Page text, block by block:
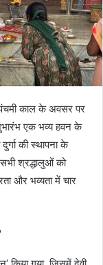
काल के अवसर पर
शुभारंभ एक भव्य हवन के
की स्थापना के
श्रद्धालुओं को
और भव्यता में चार